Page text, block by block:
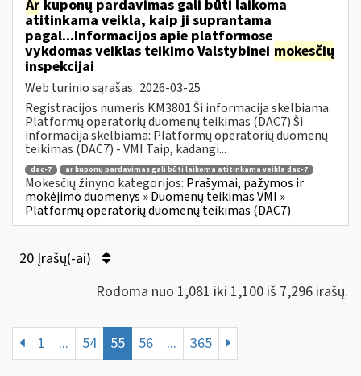
Ar kuponų pardavimas gali būti laikoma
atitinkama veikla, kaip ji suprantama
pagal...Informacijos apie platformose
vykdomas veiklas teikimo Valstybinei mokesčių
inspekcijai
Web turinio sąrašas 2026-03-25
Registracijos numeris KM3801 Ši informacija skelbiama:
Platformų operatorių duomenų teikimas (DAC7) Ši
informacija skelbiama: Platformų operatorių duomenų
teikimas (DAC7) - VMI Taip, kadangi...
dac-7 ar kuponų pardavimas gali būti laikoma atitinkama veikla dac-7
Mokesčių žinyno kategorijos: Prašymai, pažymos ir
mokėjimo duomenys » Duomenų teikimas VMI »
Platformų operatorių duomenų teikimas (DAC7)
20 Įrašų(-ai)
Rodoma nuo 1,081 iki 1,100 iš 7,296 irašų.
1 ... 54 55 56 ... 365